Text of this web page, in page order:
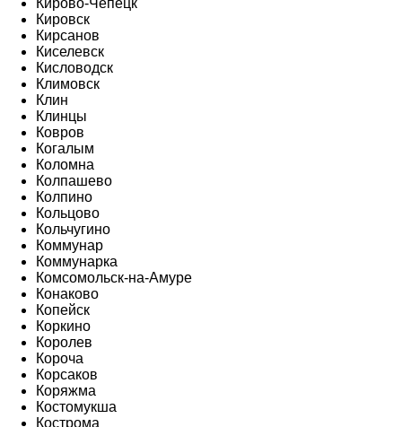
Кирово-Чепецк
Кировск
Кирсанов
Киселевск
Кисловодск
Климовск
Клин
Клинцы
Ковров
Когалым
Коломна
Колпашево
Колпино
Кольцово
Кольчугино
Коммунар
Коммунарка
Комсомольск-на-Амуре
Конаково
Копейск
Коркино
Королев
Короча
Корсаков
Коряжма
Костомукша
Кострома